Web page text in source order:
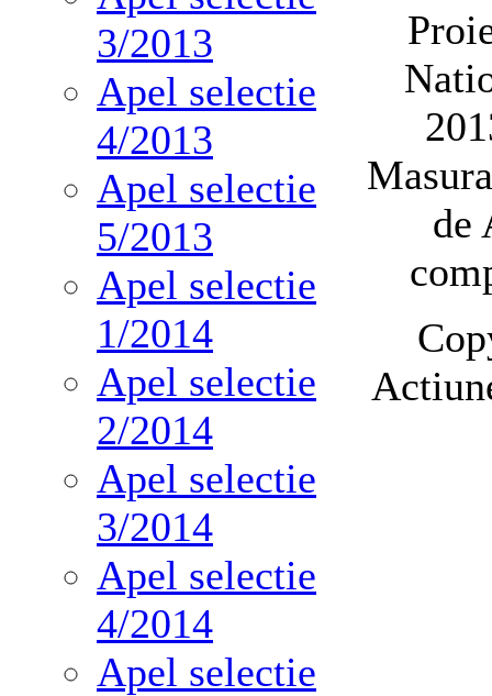
3/2013
Apel selectie
4/2013
Apel selectie
5/2013
Apel selectie
1/2014
Apel selectie
2/2014
Apel selectie
3/2014
Apel selectie
4/2014
Apel selectie
de